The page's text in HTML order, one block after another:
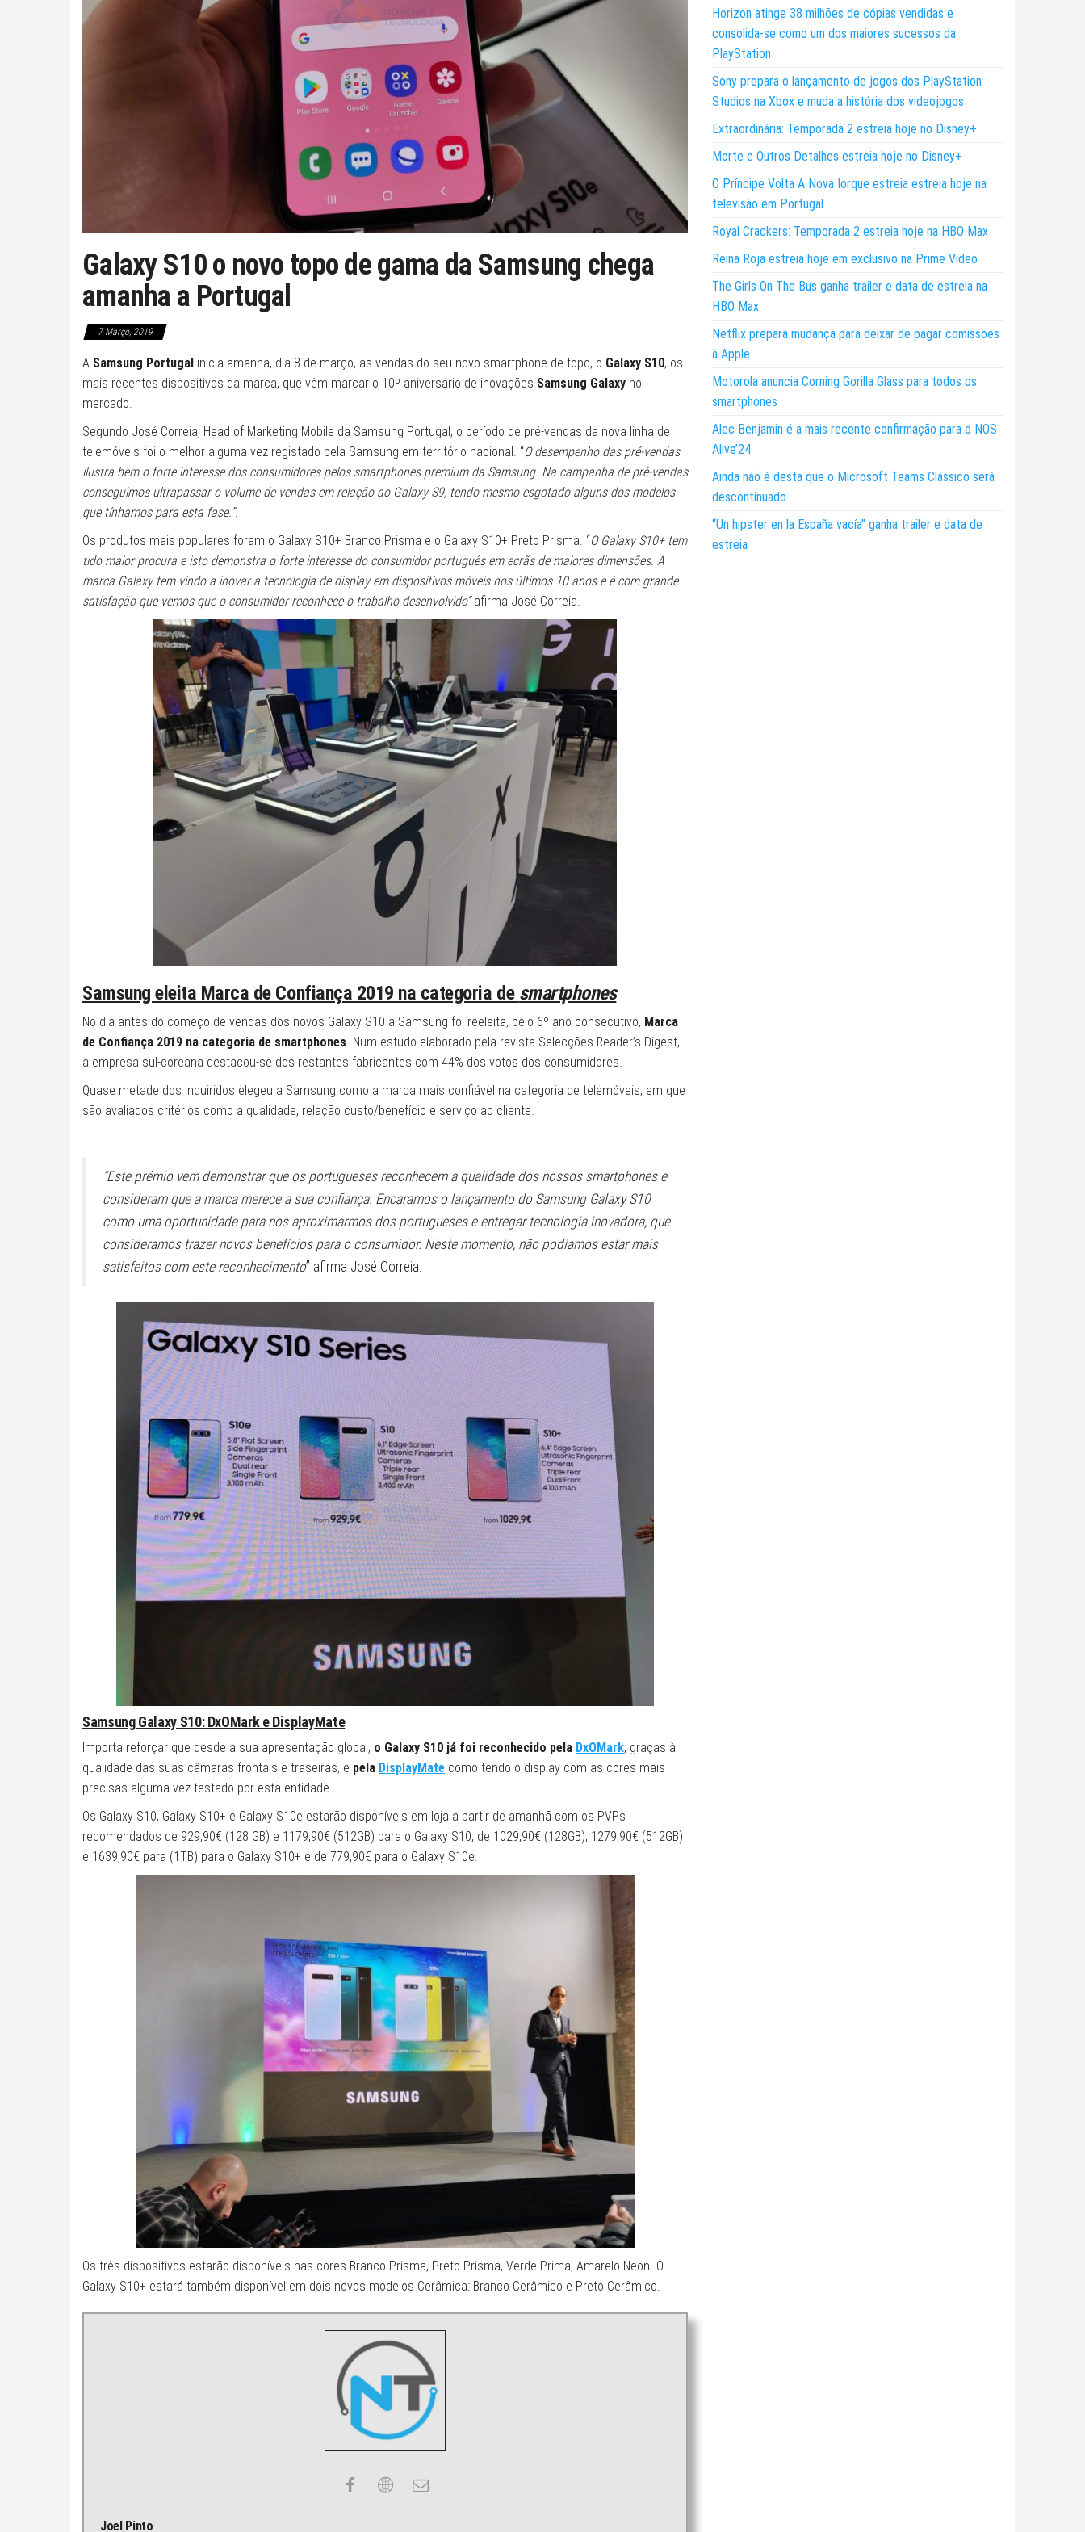
Galaxy S10 o novo topo de gama da Samsung chega
amanha a Portugal
7 Março, 2019
A Samsung Portugal inicia amanhã, dia 8 de março, as vendas do seu novo smartphone de topo, o Galaxy S10, os
mais recentes dispositivos da marca, que vêm marcar o 10º aniversário de inovações Samsung Galaxy no
mercado.
Segundo José Correia, Head of Marketing Mobile da Samsung Portugal, o período de pré-vendas da nova linha de
telemóveis foi o melhor alguma vez registado pela Samsung em território nacional. “O desempenho das pré-vendas
ilustra bem o forte interesse dos consumidores pelos smartphones premium da Samsung. Na campanha de pré-vendas
conseguimos ultrapassar o volume de vendas em relação ao Galaxy S9, tendo mesmo esgotado alguns dos modelos
que tínhamos para esta fase.”.
Os produtos mais populares foram o Galaxy S10+ Branco Prisma e o Galaxy S10+ Preto Prisma. “O Galaxy S10+ tem
tido maior procura e isto demonstra o forte interesse do consumidor português em ecrãs de maiores dimensões. A
marca Galaxy tem vindo a inovar a tecnologia de display em dispositivos móveis nos últimos 10 anos e é com grande
satisfação que vemos que o consumidor reconhece o trabalho desenvolvido”afirma José Correia.
Samsung eleita Marca de Confiança 2019 na categoria de smartphones
No dia antes do começo de vendas dos novos Galaxy S10 a Samsung foi reeleita, pelo 6º ano consecutivo, Marca
de Confiança 2019 na categoria de smartphones. Num estudo elaborado pela revista Selecções Reader’s Digest,
a empresa sul-coreana destacou-se dos restantes fabricantes com 44% dos votos dos consumidores.
Quase metade dos inquiridos elegeu a Samsung como a marca mais confiável na categoria de telemóveis, em que
são avaliados critérios como a qualidade, relação custo/benefício e serviço ao cliente.
“Este prémio vem demonstrar que os portugueses reconhecem a qualidade dos nossos smartphones e
consideram que a marca merece a sua confiança. Encaramos o lançamento do Samsung Galaxy S10
como uma oportunidade para nos aproximarmos dos portugueses e entregar tecnologia inovadora, que
consideramos trazer novos benefícios para o consumidor. Neste momento, não podíamos estar mais
satisfeitos com este reconhecimento” afirma José Correia.
Samsung Galaxy S10: DxOMark e DisplayMate
Importa reforçar que desde a sua apresentação global, o Galaxy S10 já foi reconhecido pela DxOMark, graças à
qualidade das suas câmaras frontais e traseiras, e pela DisplayMate como tendo o display com as cores mais
precisas alguma vez testado por esta entidade.
Os Galaxy S10, Galaxy S10+ e Galaxy S10e estarão disponíveis em loja a partir de amanhã com os PVPs
recomendados de 929,90€ (128 GB) e 1179,90€ (512GB) para o Galaxy S10, de 1029,90€ (128GB), 1279,90€ (512GB)
e 1639,90€ para (1TB) para o Galaxy S10+ e de 779,90€ para o Galaxy S10e.
Os três dispositivos estarão disponíveis nas cores Branco Prisma, Preto Prisma, Verde Prima, Amarelo Neon. O
Galaxy S10+ estará também disponível em dois novos modelos Cerâmica: Branco Cerâmico e Preto Cerâmico.
Joel Pinto
Horizon atinge 38 milhões de cópias vendidas e
consolida-se como um dos maiores sucessos da
PlayStation
Sony prepara o lançamento de jogos dos PlayStation
Studios na Xbox e muda a história dos videojogos
Extraordinária: Temporada 2 estreia hoje no Disney+
Morte e Outros Detalhes estreia hoje no Disney+
O Príncipe Volta A Nova Iorque estreia estreia hoje na
televisão em Portugal
Royal Crackers: Temporada 2 estreia hoje na HBO Max
Reina Roja estreia hoje em exclusivo na Prime Video
The Girls On The Bus ganha trailer e data de estreia na
HBO Max
Netflix prepara mudança para deixar de pagar comissões
à Apple
Motorola anuncia Corning Gorilla Glass para todos os
smartphones
Alec Benjamin é a mais recente confirmação para o NOS
Alive’24
Ainda não é desta que o Microsoft Teams Clássico será
descontinuado
“Un hipster en la España vacía” ganha trailer e data de
estreia